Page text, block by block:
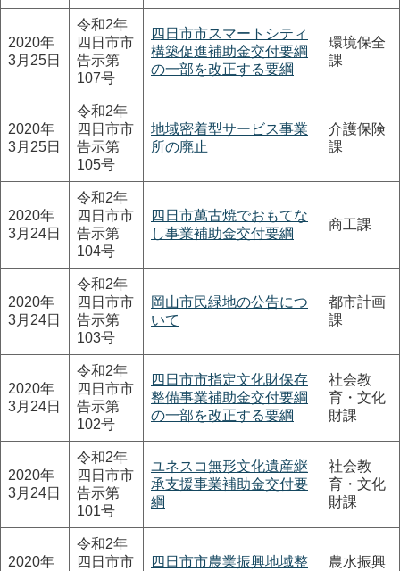
2020年
3月25日
令和2年
四日市市
告示第
107号
四日市市スマートシティ
構築促進補助金交付要綱
の一部を改正する要綱
環境保全
課
2020年
3月25日
令和2年
四日市市
告示第
105号
地域密着型サービス事業
所の廃止
介護保険
課
2020年
3月24日
令和2年
四日市市
告示第
104号
四日市萬古焼でおもてな
し事業補助金交付要綱
商工課
2020年
3月24日
令和2年
四日市市
告示第
103号
岡山市民緑地の公告につ
いて
都市計画
課
2020年
3月24日
令和2年
四日市市
告示第
102号
四日市市指定文化財保存
整備事業補助金交付要綱
の一部を改正する要綱
社会教
育・文化
財課
2020年
3月24日
令和2年
四日市市
告示第
101号
ユネスコ無形文化遺産継
承支援事業補助金交付要
綱
社会教
育・文化
財課
2020年
令和2年
四日市市
四日市市農業振興地域整
農水振興